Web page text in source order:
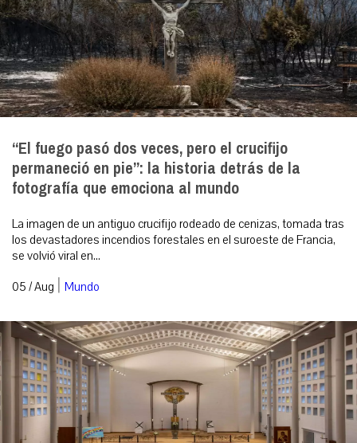
“El fuego pasó dos veces, pero el crucifijo
permaneció en pie”: la historia detrás de la
fotografía que emociona al mundo
La imagen de un antiguo crucifijo rodeado de cenizas, tomada tras
los devastadores incendios forestales en el suroeste de Francia,
se volvió viral en...
05 / Aug | Mundo